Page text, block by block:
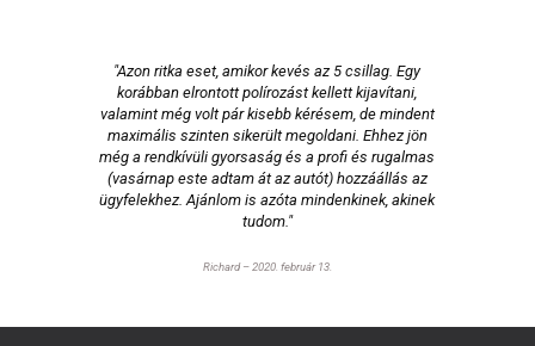
"Azon ritka eset, amikor kevés az 5 csillag. Egy
korábban elrontott polírozást kellett kijavítani,
valamint még volt pár kisebb kérésem, de mindent
maximális szinten sikerült megoldani. Ehhez jön
még a rendkívüli gyorsaság és a profi és rugalmas
(vasárnap este adtam át az autót) hozzáállás az
ügyfelekhez. Ajánlom is azóta mindenkinek, akinek
tudom."
Richard – 2020. február 13.